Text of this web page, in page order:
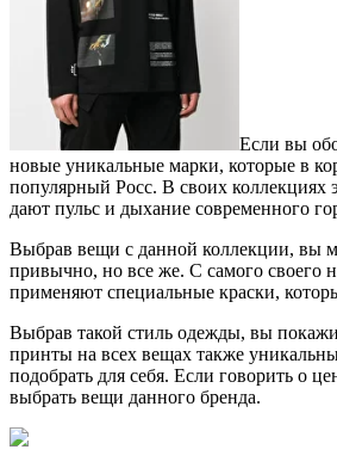
Если вы
новые уникальные марки, которые в
популярный Росс. В своих коллекциях
дают пульс и дыхание современного
Выбрав вещи с данной коллекции, вы
привычно, но все же. С самого своего
применяют специальные краски,
Выбрав такой стиль одежды, вы
принты на всех вещах также
подобрать для себя. Если говорить о
выбрать вещи данного бренда.